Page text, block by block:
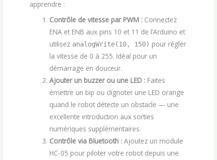
apprendre :
Contrôle de vitesse par PWM : Connectez
ENA et ENB aux pins 10 et 11 de l’Arduino et
utilisez analogWrite(10, 150) pour régler
la vitesse de 0 à 255. Idéal pour un
démarrage en douceur.
Ajouter un buzzer ou une LED : Faites
émettre un bip ou clignoter une LED orange
quand le robot détecte un obstacle — une
excellente introduction aux sorties
numériques supplémentaires.
Contrôle via Bluetooth : Ajoutez un module
HC-05 pour piloter votre robot depuis une